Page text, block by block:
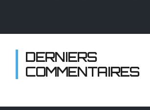
DERNIERS
COMMENTAIRES